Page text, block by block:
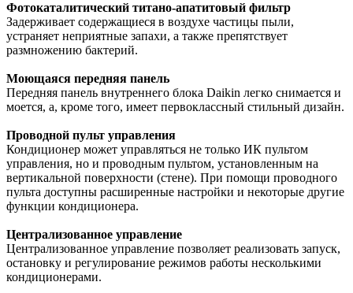
Фотокаталитический титано-апатитовый фильтр
Задерживает содержащиеся в воздухе частицы пыли,
устраняет неприятные запахи, а также препятствует
размножению бактерий.
Моющаяся передняя панель
Передняя панель внутреннего блока Daikin легко снимается и
моется, а, кроме того, имеет первоклассный стильный дизайн.
Проводной пульт управления
Кондиционер может управляться не только ИК пультом
управления, но и проводным пультом, установленным на
вертикальной поверхности (стене). При помощи проводного
пульта доступны расширенные настройки и некоторые другие
функции кондиционера.
Централизованное управление
Централизованное управление позволяет реализовать запуск,
остановку и регулирование режимов работы несколькими
кондиционерами.